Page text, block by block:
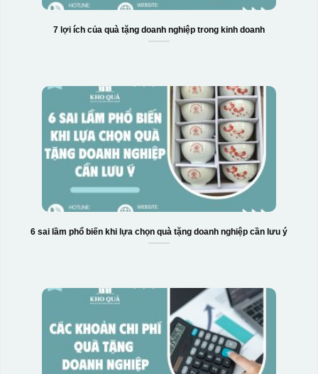
7 lợi ích của quà tặng doanh nghiệp trong kinh doanh
6 sai lầm phổ biến khi lựa chọn quà tặng doanh nghiệp cần lưu ý